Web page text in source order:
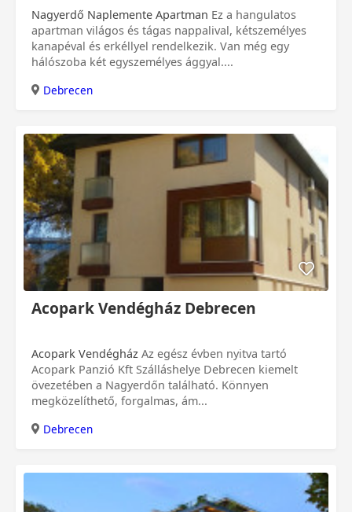
Nagyerdő Naplemente Apartman
apartman világos és tágas nappalival, kétszemélyes
kanapéval és erkéllyel rendelkezik. Van még egy
hálószoba két egyszemélyes ággyal....
Debrecen
Acopark Vendégház Debrecen
Acopark Vendégház
Acopark Panzió Kft Szálláshelye Debrecen kiemelt
övezetében a Nagyerdőn található. Könnyen
megközelíthető, forgalmas, ám...
Debrecen